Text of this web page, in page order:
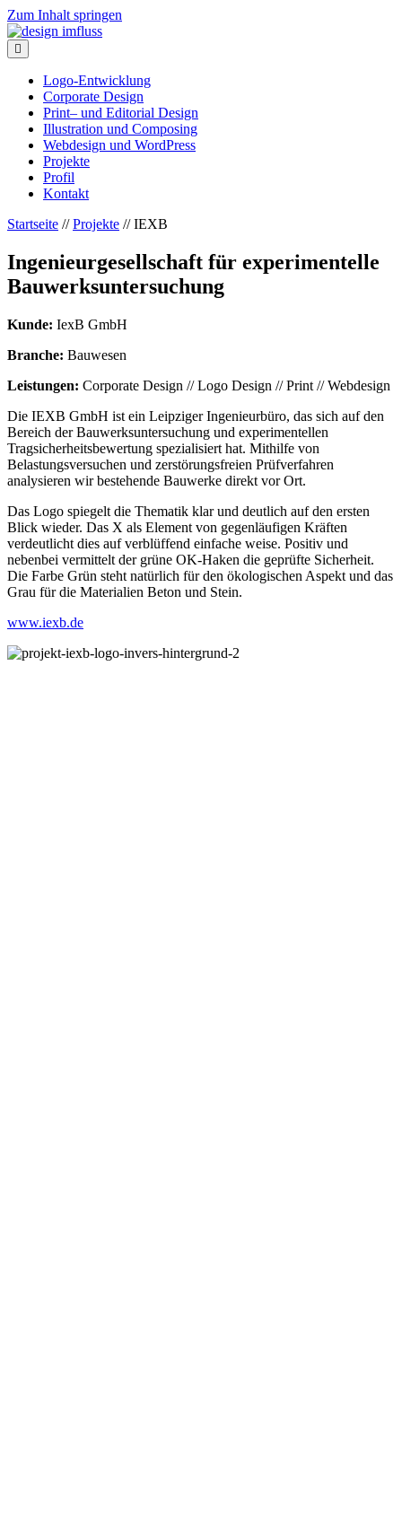
Zum Inhalt springen
Logo-Entwicklung
Corporate Design
Print– und Editorial Design
Illustration und Composing
Webdesign und WordPress
Projekte
Profil
Kontakt
Startseite //Projekte //IEXB
Ingenieurgesellschaft für experimentelle
Bauwerksuntersuchung
Kunde: IexB GmbH
Branche: Bauwesen
Leistungen: Corporate Design // Logo Design // Print // Webdesign
Die IEXB GmbH ist ein Leipziger Ingenieurbüro, das sich auf den
Bereich der Bauwerksuntersuchung und experimentellen
Tragsicherheitsbewertung spezialisiert hat. Mithilfe von
Belastungsversuchen und zerstörungsfreien Prüfverfahren
analysieren wir bestehende Bauwerke direkt vor Ort.
Das Logo spiegelt die Thematik klar und deutlich auf den ersten
Blick wieder. Das X als Element von gegenläufigen Kräften
verdeutlicht dies auf verblüffend einfache weise. Positiv und
nebenbei vermittelt der grüne OK-Haken die geprüfte Sicherheit.
Die Farbe Grün steht natürlich für den ökologischen Aspekt und das
Grau für die Materialien Beton und Stein.
www.iexb.de